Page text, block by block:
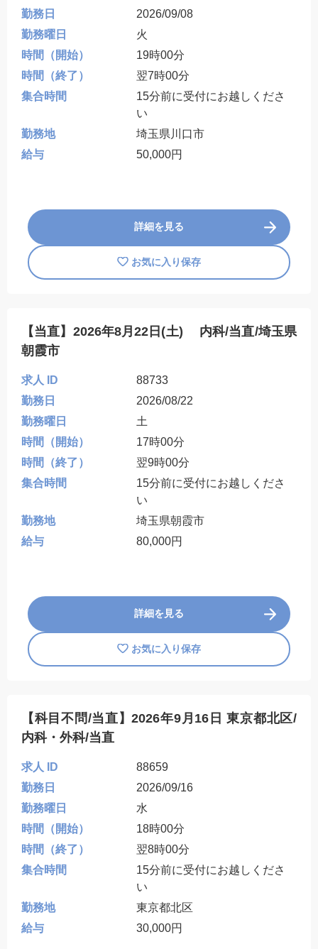
勤務日
2026/09/08
勤務曜日
火
時間（開始）
19時00分
時間（終了）
翌7時00分
集合時間
15分前に受付にお越しくださ
い
勤務地
埼玉県川口市
給与
50,000円
詳細を見る
お気に入り保存
【当直】2026年8月22日(土) 内科/当直/埼玉県
朝霞市
求人 ID
88733
勤務日
2026/08/22
勤務曜日
土
時間（開始）
17時00分
時間（終了）
翌9時00分
集合時間
15分前に受付にお越しくださ
い
勤務地
埼玉県朝霞市
給与
80,000円
詳細を見る
お気に入り保存
【科目不問/当直】2026年9月16日 東京都北区/
内科・外科/当直
求人 ID
88659
勤務日
2026/09/16
勤務曜日
水
時間（開始）
18時00分
時間（終了）
翌8時00分
集合時間
15分前に受付にお越しくださ
い
勤務地
東京都北区
給与
30,000円